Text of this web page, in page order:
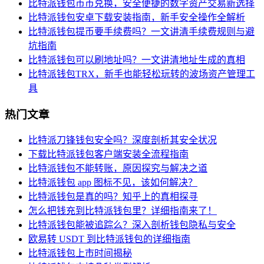
比特派钱包币币兑换，安全便捷的数字资产交易新选择
比特派钱包安卓下载安装指南，新手安全操作全解析
比特派钱包提币要手续费吗？一文讲清手续费规则与避
坑指南
比特派钱包可以刷地址吗？一文讲清地址生成的真相
比特派钱包TRX，新手也能轻松玩转的波场资产管理工
具
热门文章
比特派刀锋钱包安全吗？深度剖析其安全状况
下载比特派钱包客户端安装全流程指南
比特派钱包不能转账，原因探究与解决之道
比特派钱包 app 图标不见，该如何解决？
比特派钱包是真的吗？知乎上的真相探寻
怎么把钱充到比特派钱包里？详细指南来了！
比特派钱包能被追踪么？深入剖析钱包隐私与安全
欧易转 USDT 到比特派钱包的详细指南
比特派钱包上市时间揭秘